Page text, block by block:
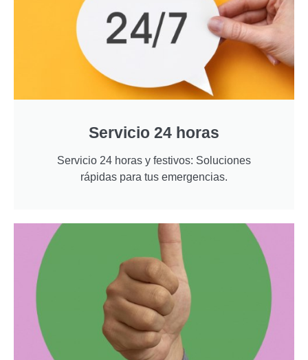
Servicio 24 horas
Servicio 24 horas y festivos: Soluciones
rápidas para tus emergencias.